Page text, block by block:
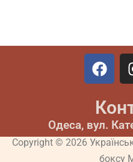
F
a
e
b
o
o
Одеса, вул.
Copyright © 2026
боксу